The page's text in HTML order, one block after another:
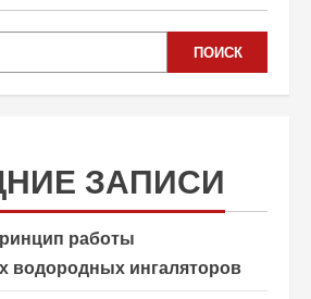
ПОИСК
ЗАПИСИ
работы
водородных ингаляторов